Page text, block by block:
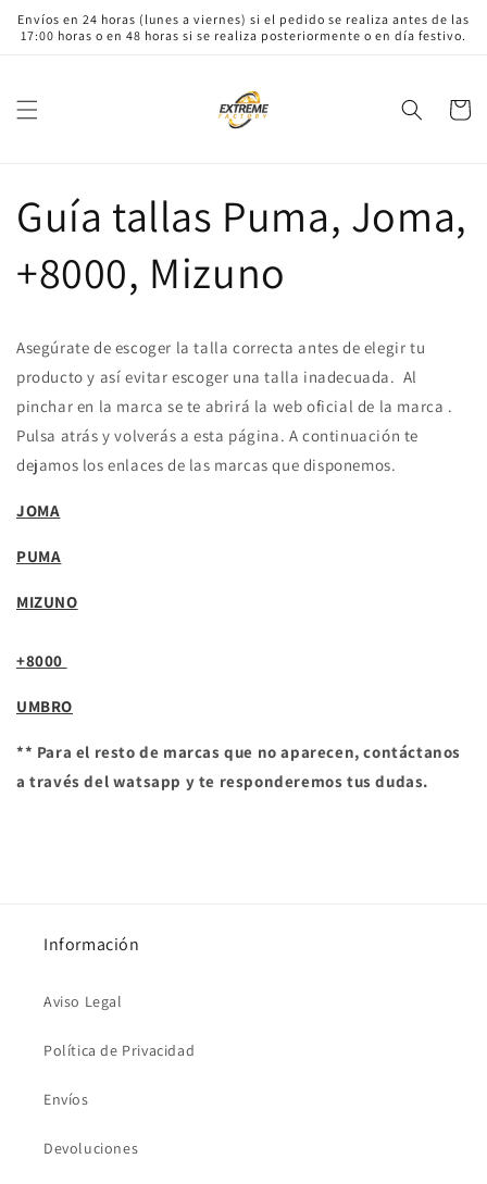
directamente
al contenido
Envíos en 24 horas (lunes a viernes) si el pedido se realiza antes de las
17:00 horas o en 48 horas si se realiza posteriormente o en día festivo.
Carrito
Guía tallas Puma, Joma,
+8000, Mizuno
Asegúrate de escoger la talla correcta antes de elegir tu
producto y así evitar escoger una talla inadecuada. Al
pinchar en la marca se te abrirá la web oficial de la marca .
Pulsa atrás y volverás a esta página. A continuación te
dejamos los enlaces de las marcas que disponemos.
JOMA
PUMA
MIZUNO
+8000
UMBRO
** Para el resto de marcas que no aparecen, contáctanos
a través del watsapp y te responderemos tus dudas.
Información
Aviso Legal
Política de Privacidad
Envíos
Devoluciones